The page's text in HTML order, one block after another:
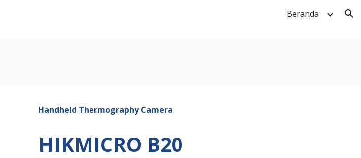
Beranda
Handheld Thermography Camera
HIKMICRO B20